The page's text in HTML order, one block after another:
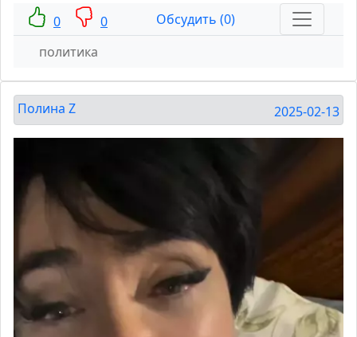
0 0
Обсудить (0)
политика
Полина Z 2025-02-13